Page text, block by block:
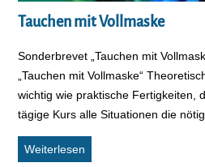
Tauchen mit Vollmaske
Sonderbrevet „Tauchen mit
„Tauchen mit Vollmaske“
wichtig wie praktische Fertigkeiten,
tägige Kurs alle Situationen die
Weiterlesen